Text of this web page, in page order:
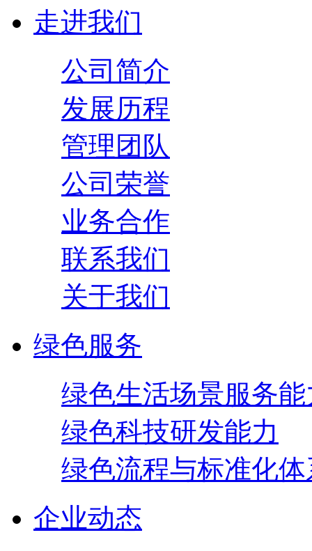
走进我们
公司简介
发展历程
管理团队
公司荣誉
业务合作
联系我们
关于我们
绿色服务
绿色生活场景服务能
绿色科技研发能力
绿色流程与标准化体
企业动态